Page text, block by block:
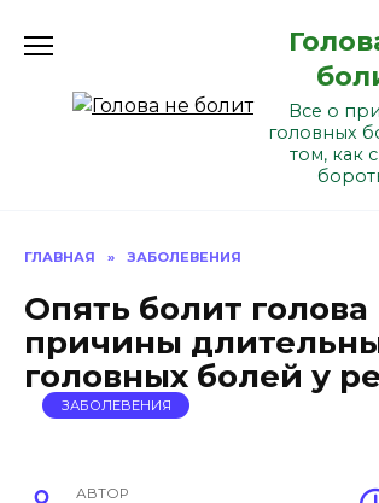
Все о
головных
том, как
ГЛАВНАЯ » ЗАБОЛЕВЕНИЯ
Опять болит голова
причины
головных болей у
ЗАБОЛЕВЕНИЯ
АВТОР